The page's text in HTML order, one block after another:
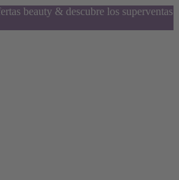
beauty & descubre los superventas